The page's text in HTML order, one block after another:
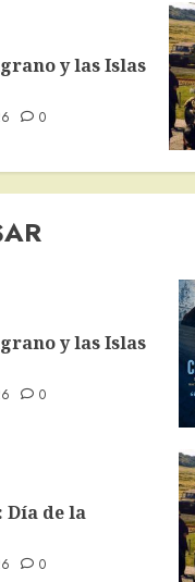
y las Islas
0
y las Islas
0
Día de la
0